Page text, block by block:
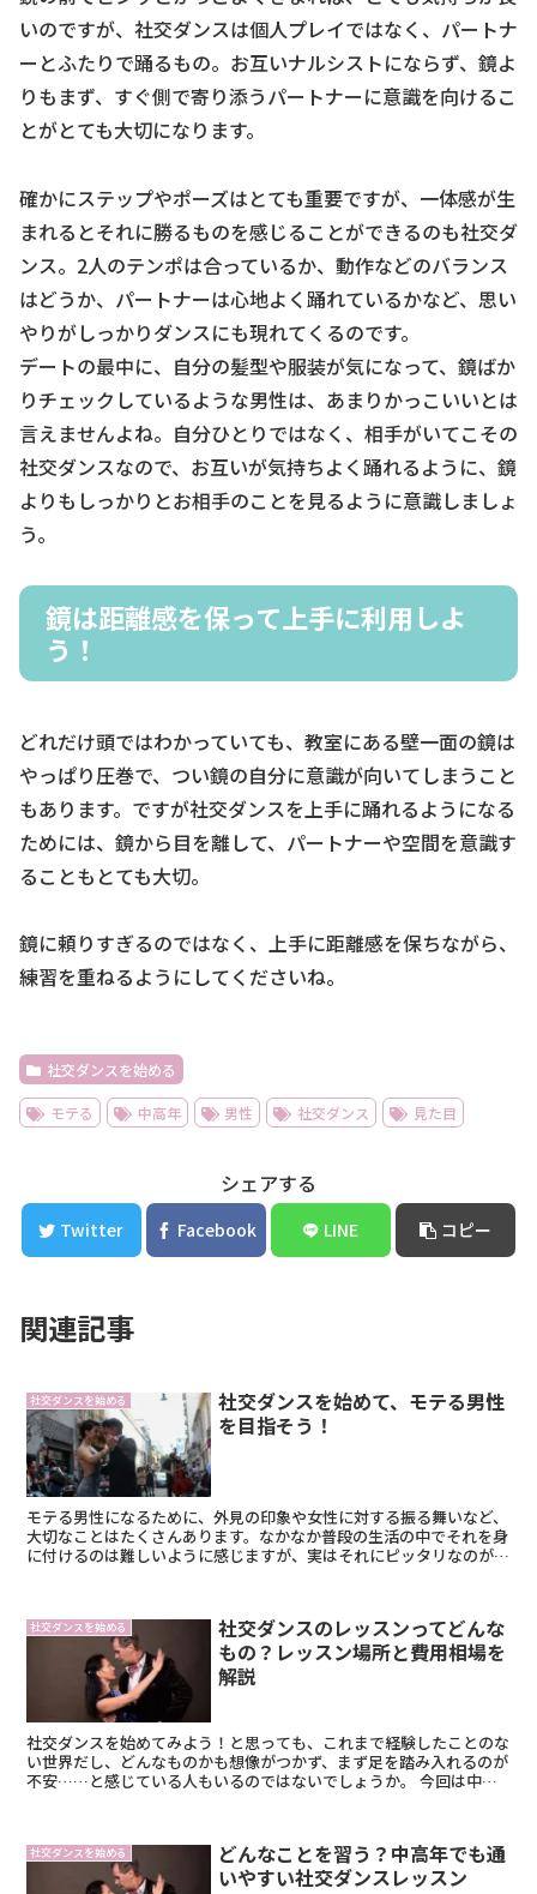
いのですが、社交ダンスは個人プレイではなく、パートナ
ーとふたりで踊るもの。お互いナルシストにならず、鏡よ
りもまず、すぐ側で寄り添うパートナーに意識を向けるこ
とがとても大切になります。
確かにステップやポーズはとても重要ですが、一体感が生
まれるとそれに勝るものを感じることができるのも社交ダ
ンス。2人のテンポは合っているか、動作などのバランス
はどうか、パートナーは心地よく踊れているかなど、思い
やりがしっかりダンスにも現れてくるのです。
デートの最中に、自分の髪型や服装が気になって、鏡ばか
りチェックしているような男性は、あまりかっこいいとは
言えませんよね。自分ひとりではなく、相手がいてこその
社交ダンスなので、お互いが気持ちよく踊れるように、鏡
よりもしっかりとお相手のことを見るように意識しましょ
う。
鏡は距離感を保って上手に利用しよ
う！
どれだけ頭ではわかっていても、教室にある壁一面の鏡は
やっぱり圧巻で、つい鏡の自分に意識が向いてしまうこと
もあります。ですが社交ダンスを上手に踊れるようになる
ためには、鏡から目を離して、パートナーや空間を意識す
ることもとても大切。
鏡に頼りすぎるのではなく、上手に距離感を保ちながら、
練習を重ねるようにしてくださいね。
社交ダンスを始める
モテる 中高年 男性 社交ダンス 見た目
シェアする
Twitter Facebook LINE コピー
関連記事
社交ダンスを始める
社交ダンスを始めて、モテる男性
を目指そう！
モテる男性になるために、外見の印象や女性に対する振る舞いなど、
大切なことはたくさんあります。なかなか普段の生活の中でそれを身
に付けるのは難しいように感じますが、実はそれにピッタリなのが
社交ダンスを始める
社交ダンスのレッスンってどんな
もの？レッスン場所と費用相場を
解説
社交ダンスを始めてみよう！と思っても、これまで経験したことのな
い世界だし、どんなものかも想像がつかず、まず足を踏み入れるのが
不安……と感じている人もいるのではないでしょうか。 今回は中高
社交ダンスを始める
どんなことを習う？中高年でも通
いやすい社交ダンスレッスン